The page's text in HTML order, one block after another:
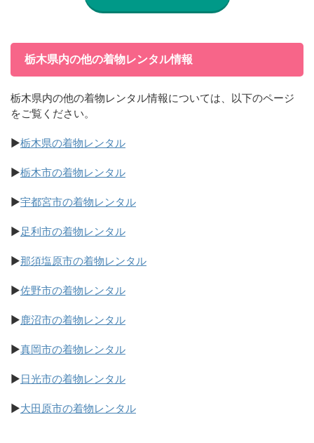
栃木県内の他の着物レンタル情報
栃木県内の他の着物レンタル情報については、以下のページ
をご覧ください。
▶栃木県の着物レンタル
▶栃木市の着物レンタル
▶宇都宮市の着物レンタル
▶足利市の着物レンタル
▶那須塩原市の着物レンタル
▶佐野市の着物レンタル
▶鹿沼市の着物レンタル
▶真岡市の着物レンタル
▶日光市の着物レンタル
▶大田原市の着物レンタル